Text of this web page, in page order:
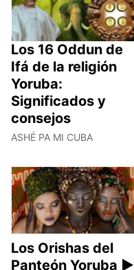
Los 16 Oddun de
Ifá de la religión
Yoruba:
Significados y
consejos
ASHÉ PA MI CUBA
Los Orishas del
Panteón Yoruba ►